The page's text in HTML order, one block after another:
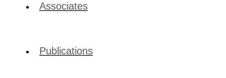
Associates
Publications